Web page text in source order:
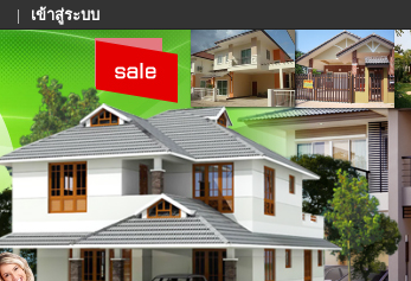
| เข้าสู่ระบบ